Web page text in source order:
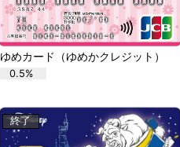
ゆめカード（ゆめかクレジット）
0.5%
終了